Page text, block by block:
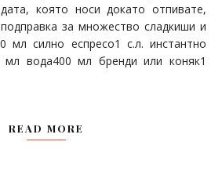
която носи докато отпивате,
за множество сладкиши и
мл силно еспресо1 с.л. инстантно
мл вода400 мл бренди или коняк1
READ MORE